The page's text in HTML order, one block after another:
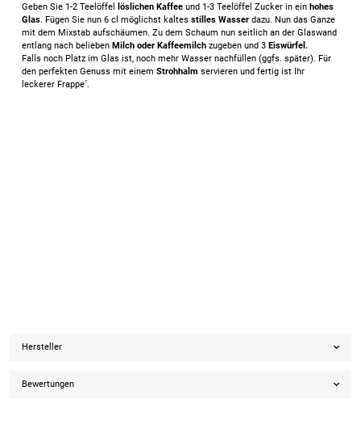
Geben Sie 1-2 Teelöffel
löslichen Kaffee und 1-3 Teelöffel Zucker in ein hohes
Glas . Fügen Sie nun 6 cl möglichst kaltes stilles Wasser dazu. Nun das Ganze
mit dem Mixstab aufschäumen. Zu dem Schaum nun seitlich an der Glaswand
entlang nach belieben Milch oder Kaffeemilch zugeben und 3 Eiswürfel.
Falls noch Platz im Glas ist, noch mehr Wasser nachfüllen (ggfs. später). Für
den perfekten Genuss mit einem Strohhalm servieren und fertig ist Ihr
leckerer Frappe´.
Hersteller
Bewertungen